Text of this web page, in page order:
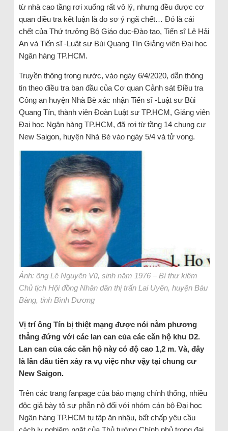
từ nhà cao tầng rơi xuống rất vô lý, nhưng đều được cơ
quan điều tra kết luận là do sơ ý ngã chết… Đó là cái
chết của Thứ trưởng Bộ Giáo dục-Đào tạo, Tiến sĩ Lê Hải
An và Tiến sĩ -Luật sư Bùi Quang Tín Giảng viên Đại học
Ngân hàng TP.HCM.
Truyền thông trong nước, vào ngày 6/4/2020, dẫn thông
tin theo điều tra ban đầu của Cơ quan Cảnh sát Điều tra
Công an huyện Nhà Bè xác nhận Tiến sĩ -Luật sư Bùi
Quang Tín, thành viên Đoàn Luật sư TP.HCM, Giảng viên
Đại học Ngân hàng TP.HCM, đã rơi từ tầng 14 chung cư
New Saigon, huyện Nhà Bè vào ngày 5/4 và tử vong.
Ảnh: ông Lê Nguyên Vũ, sinh năm 1976 – Bí thư kiêm
Chủ tịch Hội đồng Nhân dân thị trấn Lai Uyên, huyện Bàu
Bàng, tỉnh Bình Dương
Vị trí ông Tín bị thiệt mạng được nói nằm phương
thẳng đứng với các lan can của các căn hộ khu D2.
Lan can của các căn hộ này có độ cao 1,2 m. Và, đây
là lần đầu tiên xảy ra vụ việc như vậy tại chung cư
New Saigon.
Trên các trang fanpage của báo mạng chính thống, nhiều
độc giả bày tỏ sự phẫn nộ đối với nhóm cán bộ Đại học
Ngân hàng TP.HCM tụ tập ăn nhậu, bất chấp yêu cầu